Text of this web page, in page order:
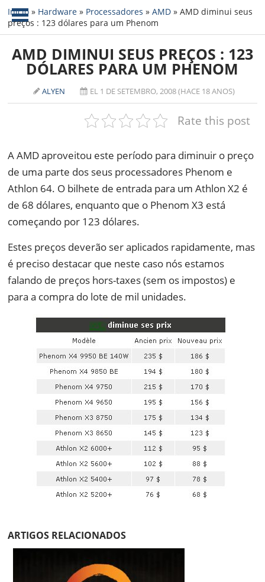
NOTÍCIAS
AMD
ATI
SOFTWARE
NOTEBOOKS
TABLETS
IOS
JOGOS
ANÁLISE
Início » Hardware » Processadores »AMD »AMD diminui seus
preços : 123 dólares para um Phenom
AMD DIMINUI SEUS PREÇOS : 123
DÓLARES PARA UM PHENOM
ALYEN EL 1 DE SETEMBRO, 2008 (HACE 18 ANOS)
Rate this post
A AMD aproveitou este período para diminuir o preço
de uma parte dos seus processadores Phenom e
Athlon 64. O bilhete de entrada para um Athlon X2 é
de 68 dólares, enquanto que o Phenom X3 está
começando por 123 dólares.
Estes preços deverão ser aplicados rapidamente, mas
é preciso destacar que neste caso nós estamos
falando de preços hors-taxes (sem os impostos) e
para a compra do lote de mil unidades.
ARTIGOS RELACIONADOS